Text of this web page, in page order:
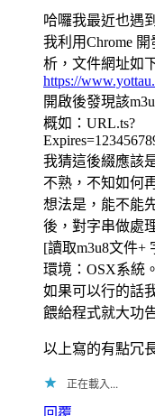
哈囉我最近也遇
我利用Chrome
析，文件網址如
https://
開啟後發現該
概如：URL.ts?
我猜這後綴應該
不熟，不知如何
想法是，能不能
後，對字串做處
[讀取m3u8文件+
環境：OSX系統。
如果可以行的話
餵給程式就大功
以上寫的有點冗
正在載入...